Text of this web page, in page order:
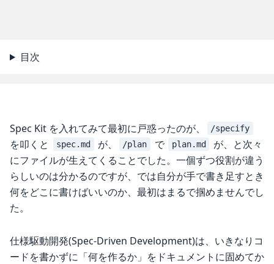
目次
Spec Kit を入れてみて最初に戸惑ったのが、 /specify
を叩くと spec.md が、 /plan で plan.md
が、と次々
にファイルが生えてくることでした。一個ずつ役割が違う
らしいのは分かるのですが、では自分が手で書き足すとき
何をどこに書けばいいのか、最初はまるで掴めませんでし
た。
仕様駆動開発(Spec-Driven Development)は、いきなりコ
ードを書かずに「何を作るか」をドキュメントに固めてか